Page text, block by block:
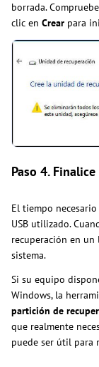
borrada.
clic en Crear para
Paso 4.
El tiempo
USB utilizado.
recuperación en
sistema.
Si su equipo
Windows, la
partición de
que realmente
puede ser útil para